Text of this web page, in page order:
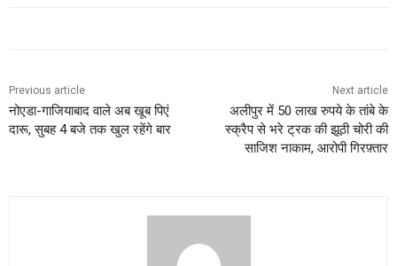
Previous article
नोएडा-गाजियाबाद वाले अब खूब पिएं
दारू, सुबह 4 बजे तक खुल रहेंगे बार
Next article
अलीपुर में 50 लाख रुपये के तांबे के
स्क्रैप से भरे ट्रक की झूठी चोरी की
साजिश नाकाम, आरोपी गिरफ़्तार